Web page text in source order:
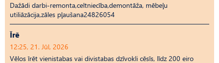
Dažādi darbi-remonta,celtniecība,demontāža, mēbeļu
utiliāzācija,zāles pļaušana24826054
Īrē
12:25, 21. Jūl, 2026
Vēlos īrēt vienistabas vai divistabas dzīvokli cēsīs, līdz 200 eiro